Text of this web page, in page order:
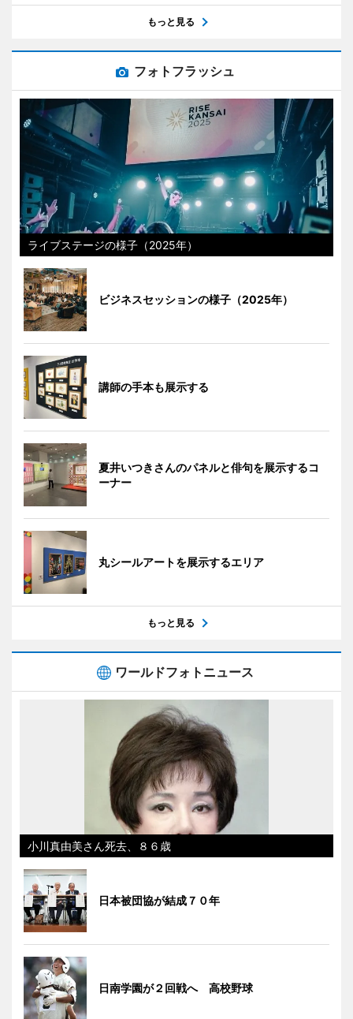
もっと見る
フォトフラッシュ
ライブステージの様子（2025年）
ビジネスセッションの様子（2025年）
講師の手本も展示する
夏井いつきさんのパネルと俳句を展示するコ
ーナー
丸シールアートを展示するエリア
もっと見る
ワールドフォトニュース
小川真由美さん死去、８６歳
日本被団協が結成７０年
日南学園が２回戦へ 高校野球